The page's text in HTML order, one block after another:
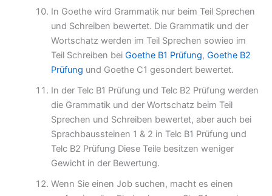
In Goethe wird Grammatik nur beim Teil Sprechen
und Schreiben bewertet. Die Grammatik und der
Wortschatz werden im Teil Sprechen sowieo im
Teil Schreiben bei Goethe B1 Prüfung, Goethe B2
Prüfung und Goethe C1 gesondert bewertet.
In der Telc B1 Prüfung und Telc B2 Prüfung werden
die Grammatik und der Wortschatz beim Teil
Sprechen und Schreiben bewertet, aber auch bei
Sprachbaussteinen 1 & 2 in Telc B1 Prüfung und
Telc B2 Prüfung Diese Teile besitzen weniger
Gewicht in der Bewertung.
Wenn Sie einen Job suchen, macht es einen